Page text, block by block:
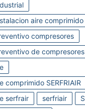
aire comprimido
compresores
de compresores
comprimido SERFRIAIR
serfrair
serfriair